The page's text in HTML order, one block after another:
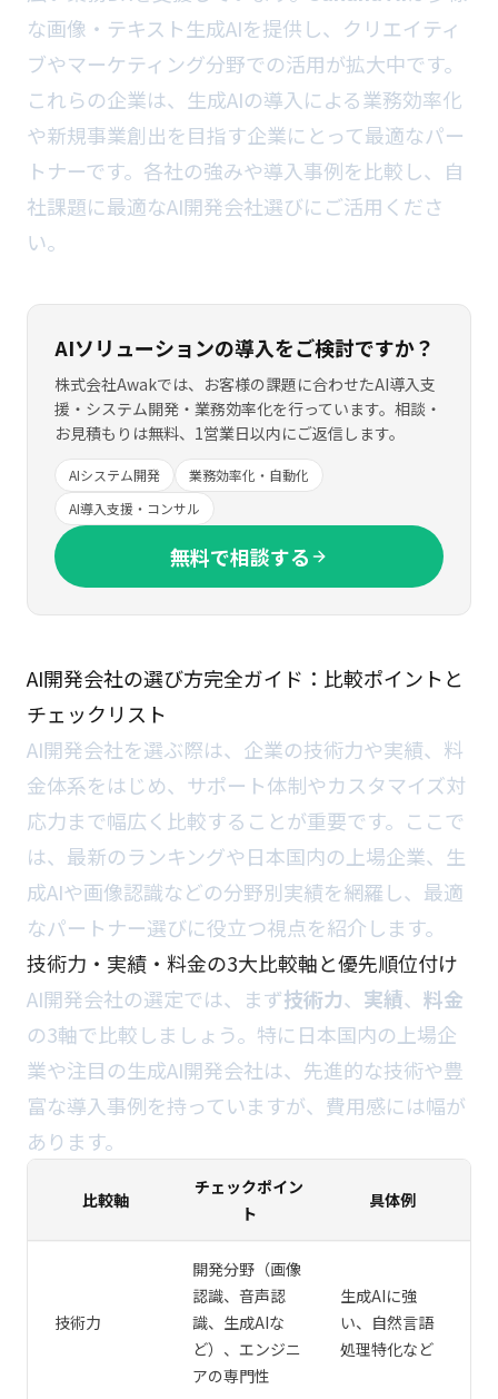
な画像・テキスト生成AIを提供し、クリエイティ
ブやマーケティング分野での活用が拡大中です。
これらの企業は、生成AIの導入による業務効率化
や新規事業創出を目指す企業にとって最適なパー
トナーです。各社の強みや導入事例を比較し、自
社課題に最適なAI開発会社選びにご活用くださ
い。
AIソリューションの導入をご検討ですか？
株式会社Awakでは、お客様の課題に合わせたAI導入支
援・システム開発・業務効率化を行っています。相談・
お見積もりは無料、1営業日以内にご返信します。
AIシステム開発
業務効率化・自動化
AI導入支援・コンサル
無料で相談する
AI開発会社の選び方完全ガイド：比較ポイントと
チェックリスト
AI開発会社を選ぶ際は、企業の技術力や実績、料
金体系をはじめ、サポート体制やカスタマイズ対
応力まで幅広く比較することが重要です。ここで
は、最新のランキングや日本国内の上場企業、生
成AIや画像認識などの分野別実績を網羅し、最適
なパートナー選びに役立つ視点を紹介します。
技術力・実績・料金の3大比較軸と優先順位付け
AI開発会社の選定では、まず技術力、 実績、 料金
の3軸で比較しましょう。特に日本国内の上場企
業や注目の生成AI開発会社は、先進的な技術や豊
富な導入事例を持っていますが、費用感には幅が
あります。
比較軸
チェックポイン
ト
具体例
技術力
開発分野（画像
認識、音声認
識、生成AIな
ど）、エンジニ
アの専門性
生成AIに強
い、自然言語
処理特化など